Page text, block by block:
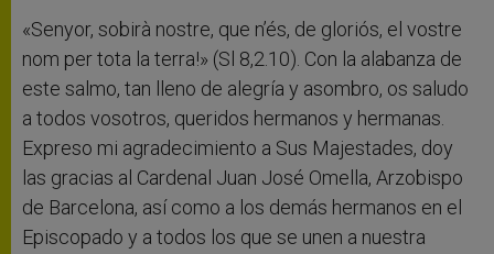
«Senyor, sobirà nostre, que n’és, de gloriós, el vostre
nom per tota la terra!» (Sl 8,2.10). Con la alabanza de
este salmo, tan lleno de alegría y asombro, os saludo
a todos vosotros, queridos hermanos y hermanas.
Expreso mi agradecimiento a Sus Majestades, doy
las gracias al Cardenal Juan José Omella, Arzobispo
de Barcelona, así como a los demás hermanos en el
Episcopado y a todos los que se unen a nuestra